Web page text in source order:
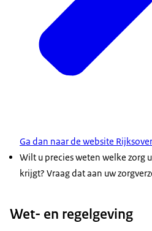
Ga dan naar de website
Wilt u precies weten welke zorg
krijgt? Vraag dat aan uw
Wet- en regelgeving